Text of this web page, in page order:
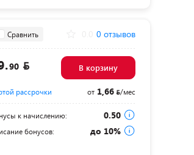
Сравнить 0 отзывов
90 В корзину
рассрочки от1,66 /мес
к начислению: 0.50
бонусов: до 10%